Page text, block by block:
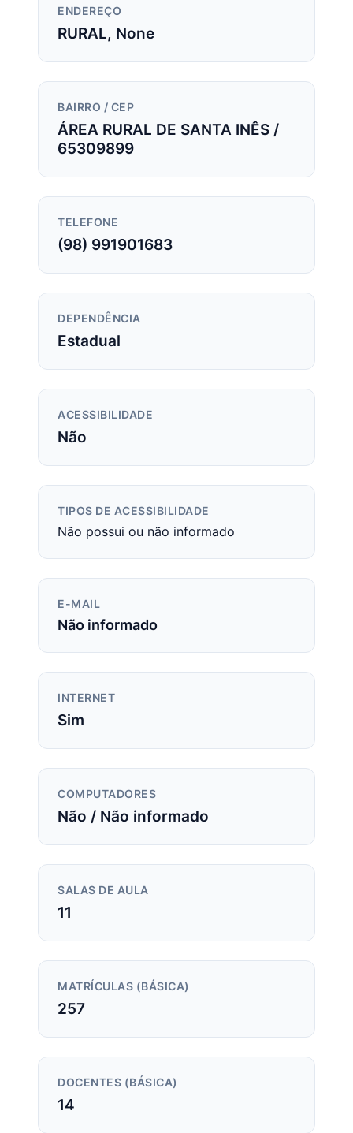
ENDEREÇO
RURAL, None
BAIRRO / CEP
ÁREA RURAL DE SANTA INÊS /
65309899
TELEFONE
(98) 991901683
DEPENDÊNCIA
Estadual
ACESSIBILIDADE
Não
TIPOS DE ACESSIBILIDADE
Não possui ou não informado
E-MAIL
Não informado
INTERNET
Sim
COMPUTADORES
Não / Não informado
SALAS DE AULA
11
MATRÍCULAS (BÁSICA)
257
DOCENTES (BÁSICA)
14